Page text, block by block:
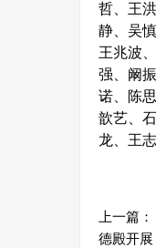
哲、王
静、吴
王兆波
强、阚
诺、陈
歆艺、
龙、王
上一篇：
德殿开展